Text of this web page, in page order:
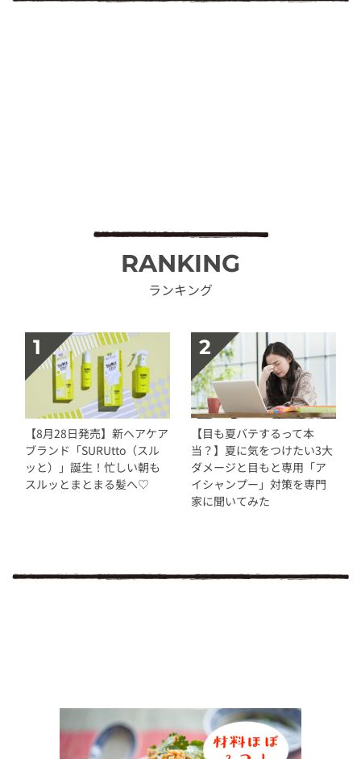
RANKING
ランキング
【8月28日発売】新ヘアケア
ブランド「SURUtto（スル
ッと）」誕生！忙しい朝も
スルッとまとまる髪へ♡
【目も夏バテするって本
当？】夏に気をつけたい3大
ダメージと目もと専用「ア
イシャンプー」対策を専門
家に聞いてみた